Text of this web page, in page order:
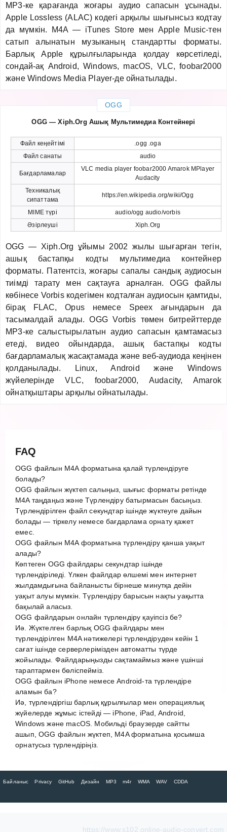
MP3-ке қарағанда жоғары аудио сапасын ұсынады.
Apple Lossless (ALAC) кодегі арқылы шығынсыз кодтау
да мүмкін. M4A — iTunes Store мен Apple Music-тен
сатып алынатын музыканың стандартты форматы.
Барлық Apple құрылғыларында қолдау көрсетіледі,
сондай-ақ Android, Windows, macOS, VLC, foobar2000
және Windows Media Player-де ойнатылады.
OGG
OGG — Xiph.Org Ашық Мультимедиа Контейнері
Файл кеңейтімі
.ogg .oga
Файл санаты
audio
Бағдарламалар
VLC media player foobar2000 Amarok MPlayer
Audacity
Техникалық
сипаттама
https://en.wikipedia.org/wiki/Ogg
MIME түрі
audio/ogg audio/vorbis
Әзірлеуші
Xiph.Org
OGG — Xiph.Org ұйымы 2002 жылы шығарған тегін,
ашық бастапқы кодты мультимедиа контейнер
форматы. Патентсіз, жоғары сапалы сандық аудиосын
тиімді тарату мен сақтауға арналған. OGG файлы
көбінесе Vorbis кодегімен кодталған аудиосын қамтиды,
бірақ FLAC, Opus немесе Speex ағындарын да
тасымалдай алады. OGG Vorbis төмен битрейттерде
MP3-ке салыстырылатын аудио сапасын қамтамасыз
етеді, видео ойындарда, ашық бастапқы кодты
бағдарламалық жасақтамада және веб-аудиода кеңінен
қолданылады. Linux, Android және Windows
жүйелерінде VLC, foobar2000, Audacity, Amarok
ойнатқыштары арқылы ойнатылады.
FAQ
OGG файлын M4A форматына қалай түрлендіруге
болады?
OGG файлын жүктеп салыңыз, шығыс форматы ретінде
M4A таңдаңыз және Түрлендіру батырмасын басыңыз.
Түрлендірілген файл секундтар ішінде жүктеуге дайын
болады — тіркелу немесе бағдарлама орнату қажет
емес.
OGG файлын M4A форматына түрлендіру қанша уақыт
алады?
Көптеген OGG файлдары секундтар ішінде
түрлендіріледі. Үлкен файлдар өлшемі мен интернет
жылдамдығына байланысты бірнеше минутқа дейін
уақыт алуы мүмкін. Түрлендіру барысын нақты уақытта
бақылай аласыз.
OGG файлдарын онлайн түрлендіру қауіпсіз бе?
Иә. Жүктелген барлық OGG файлдары мен
түрлендірілген M4A нәтижелері түрлендіруден кейін 1
сағат ішінде серверлерімізден автоматты түрде
жойылады. Файлдарыңызды сақтамаймыз және үшінші
тараптармен бөліспейміз.
OGG файлын iPhone немесе Android-та түрлендіре
аламын ба?
Иә, түрлендіргіш барлық құрылғылар мен операциялық
жүйелерде жұмыс істейді — iPhone, iPad, Android,
Windows және macOS. Мобильді браузерде сайтты
ашып, OGG файлын жүктеп, M4A форматына қосымша
орнатусыз түрлендіріңіз.
Байланыс Privacy GitHub Дизайн MP3 m4r WMA WAV CDDA
https://www.s102.online-audio-convert.com